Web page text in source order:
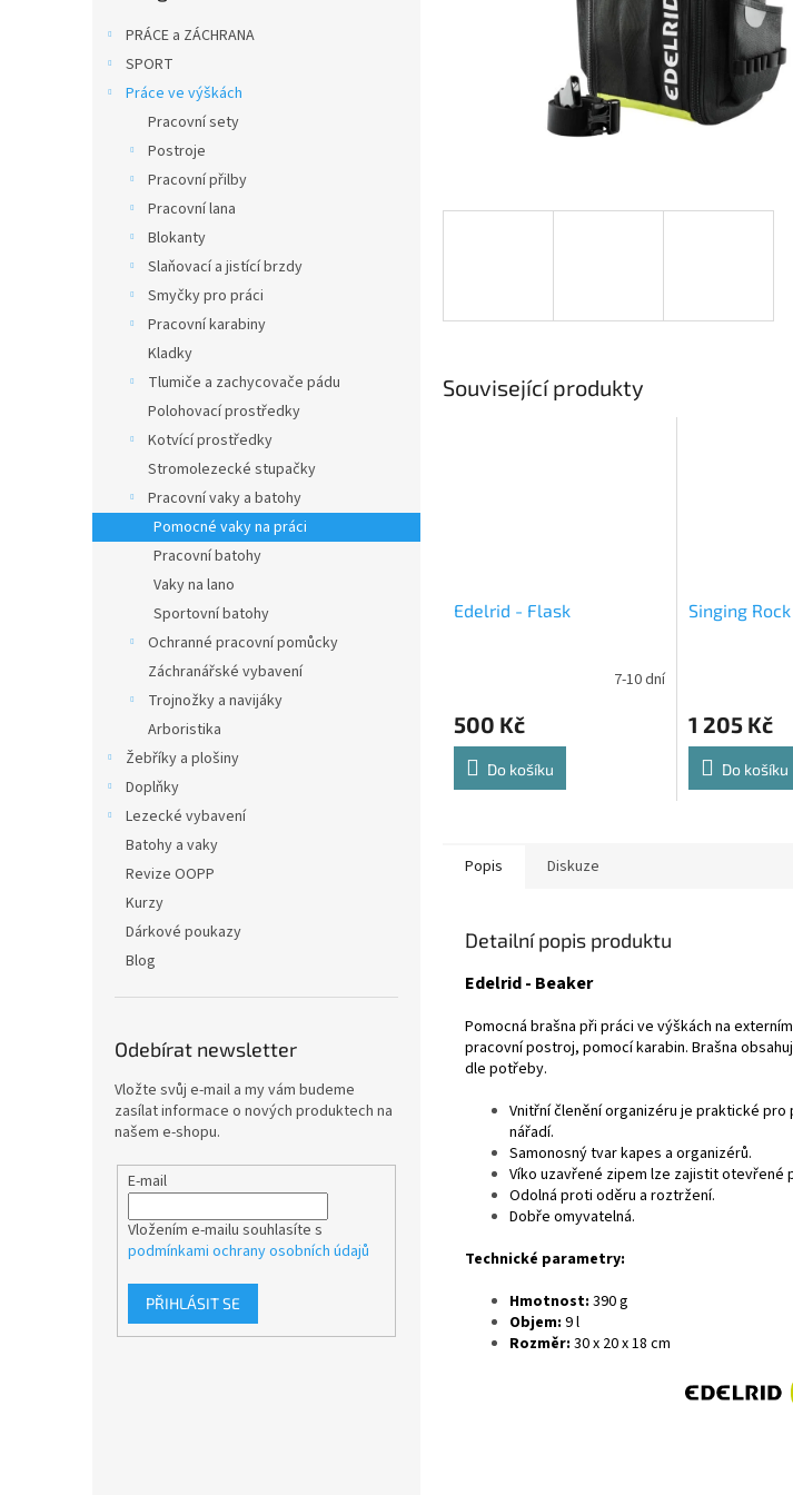
PRÁCE a ZÁCHRANA
SPORT
Práce ve výškách
Pracovní sety
Postroje
Pracovní přilby
Pracovní lana
Blokanty
Slaňovací a jistící brzdy
Smyčky pro práci
Pracovní karabiny
Kladky
Tlumiče a zachycovače pádu
Polohovací prostředky
Kotvící prostředky
Stromolezecké stupačky
Pracovní vaky a batohy
Pomocné vaky na práci
Pracovní batohy
Vaky na lano
Sportovní batohy
Ochranné pracovní pomůcky
Záchranářské vybavení
Trojnožky a navijáky
Arboristika
Žebříky a plošiny
Doplňky
Lezecké vybavení
Batohy a vaky
Revize OOPP
Kurzy
Dárkové poukazy
Blog
Odebírat newsletter
Vložte svůj e-mail a my vám budeme
zasílat informace o nových produktech na
našem e-shopu.
E-mail
Vložením e-mailu souhlasíte s
podmínkami ochrany osobních údajů
PŘIHLÁSIT SE
Související produkty
Edelrid - Flask
7-10 dní
500 Kč
Do košíku
Singing
1 205 Kč
Do košíku
Popis Diskuze
Detailní popis produktu
Edelrid - Beaker
Pomocná brašna při práci ve výškách na
pracovní postroj, pomocí karabin. Brašna
dle potřeby.
Vnitřní členění organizéru je praktické
nářadí.
Samonosný tvar kapes a organizérů.
Víko uzavřené zipem lze zajistit otevřené
Odolná proti oděru a roztržení.
Dobře omyvatelná.
Technické parametry:
Hmotnost: 390 g
Objem: 9 l
Rozměr: 30 x 20 x 18 cm